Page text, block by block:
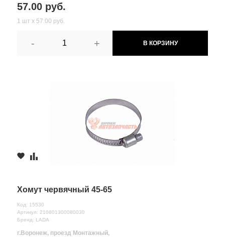
57.00 руб.
1 шт х 57.00 руб.
- + В КОРЗИНУ
Хомут червячный 45-65
Код: 15530
Артикул: 210801300080030
Бренд: LADA
г.Воронеж, проезд Монтажный,